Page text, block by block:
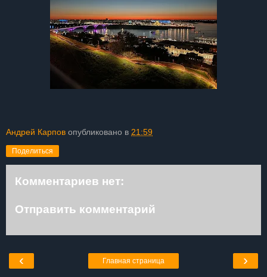
Андрей Карпов опубликовано в 21:59
Поделиться
Комментариев нет:
Отправить комментарий
‹ ›
Главная страница